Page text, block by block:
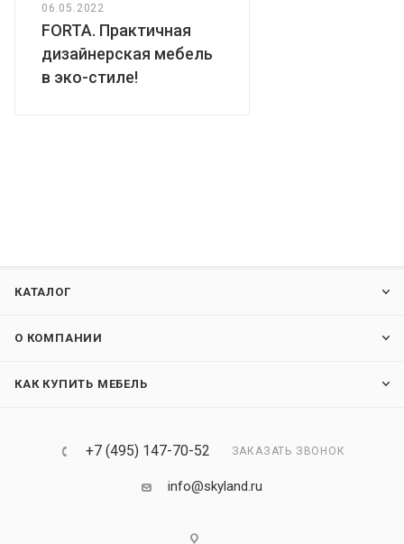
06.05.2022
FORTA. Практичная
дизайнерская мебель
в эко-стиле!
КАТАЛОГ
О КОМПАНИИ
КАК КУПИТЬ МЕБЕЛЬ
+7 (495) 147-70-52 ЗАКАЗАТЬ ЗВОНОК
info@skyland.ru